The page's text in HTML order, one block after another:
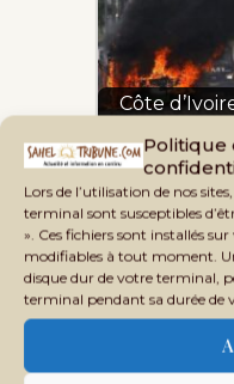
Politique
Lors de l’utilisation de nos
terminal sont susceptibles
». Ces fichiers sont installés
modifiables à tout moment.
disque dur de votre terminal,
terminal pendant sa durée de
Côte
Tags: ABIDJAN AES
BAMAKO CEDEAO
ÉLECTION PRÉSIDENTIELLE